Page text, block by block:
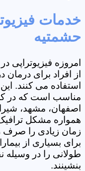
خدمات
حشمتیه
امروزه فیزیوتراپی
از افراد برای
استفاده می کنند.
مناسب است که در
اصفهان، مشهد،
همواره مشکل ترافیک
زمان زیادی را صرف
برای بسیاری از
طولانی را در
بنشینند.